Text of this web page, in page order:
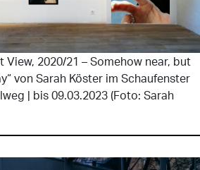
View, 2020/21 – Somehow near, but
von Sarah Köster im Schaufenster
| bis 09.03.2023 (Foto: Sarah